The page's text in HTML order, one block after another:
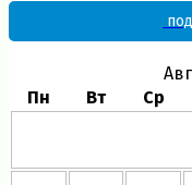
Пн
Вт Ср